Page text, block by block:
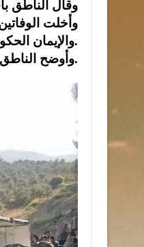
وقال الناطق
وأخلت
والإيمان.
وأوضح.